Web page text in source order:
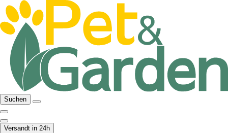
Suchen
Versandt in 24h